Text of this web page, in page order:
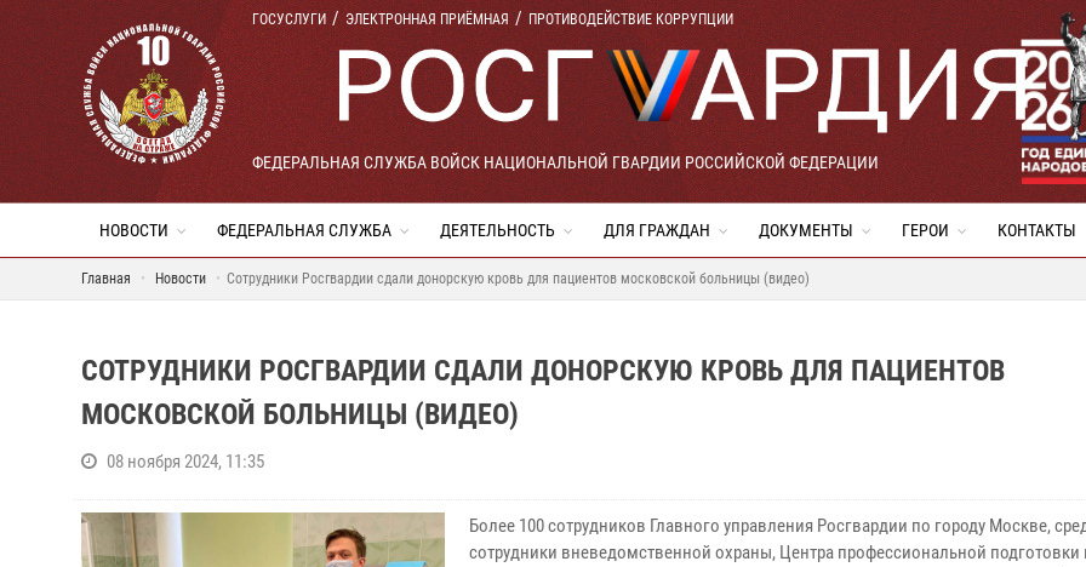
ГОСУСЛУГИ ЭЛЕКТРОННАЯ ПРИЁМНАЯ ПРОТИВОДЕЙСТВИЕ КОРРУПЦИИ
ФЕДЕРАЛЬНАЯ СЛУЖБА ВОЙСК НАЦИОНАЛЬНОЙ ГВАРДИИ РОССИЙСКОЙ ФЕДЕРАЦИИ
НОВОСТИ ФЕДЕРАЛЬНАЯ СЛУЖБА ДЕЯТЕЛЬНОСТЬ ДЛЯ ГРАЖДАН ДОКУМЕНТЫ ГЕРОИ КОНТАКТЫ
Главная Новости Сотрудники Росгвардии сдали донорскую кровь для пациентов московской больницы (видео)
СОТРУДНИКИ РОСГВАРДИИ СДАЛИ ДОНОРСКУЮ КРОВЬ ДЛЯ ПАЦИЕНТОВ
МОСКОВСКОЙ БОЛЬНИЦЫ (ВИДЕО)
08 ноября 2024, 11:35
Более 100 сотрудников Главного управления Росгвардии по городу Москве,
сотрудники вневедомственной охраны, Центра профессиональной